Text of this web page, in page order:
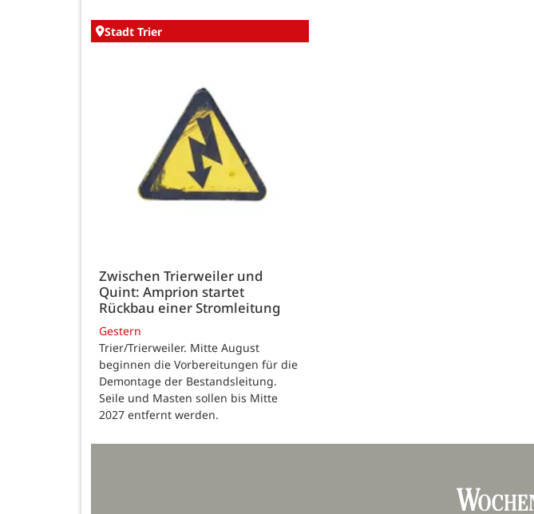
Stadt Trier
Zwischen Trierweiler und
Quint: Amprion startet
Rückbau einer Stromleitung
Gestern
Trier/Trierweiler. Mitte August
beginnen die Vorbereitungen für die
Demontage der Bestandsleitung.
Seile und Masten sollen bis Mitte
2027 entfernt werden.